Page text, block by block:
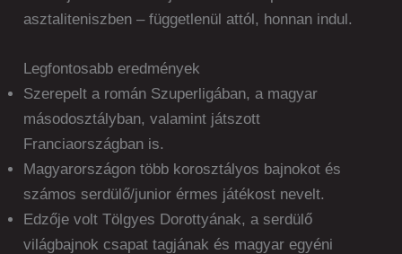
asztaliteniszben – függetlenül attól, honnan indul.
Legfontosabb eredmények
Szerepelt a román Szuperligában, a magyar
másodosztályban, valamint játszott
Franciaországban is.
Magyarországon több korosztályos bajnokot és
számos serdülő/junior érmes játékost nevelt.
Edzője volt Tölgyes Dorottyának, a serdülő
világbajnok csapat tagjának és magyar egyéni